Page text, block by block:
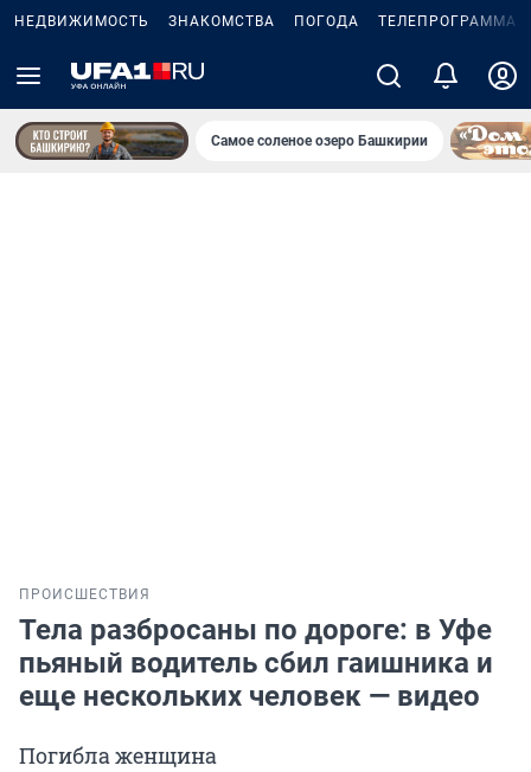
НЕДВИЖИМОСТЬ ЗНАКОМСТВА ПОГОДА ТЕЛЕПРОГРАММА
Самое соленое озеро Башкирии
ПРОИСШЕСТВИЯ
Тела разбросаны по дороге: в Уфе
пьяный водитель сбил гаишника и
еще нескольких человек — видео
Погибла женщина